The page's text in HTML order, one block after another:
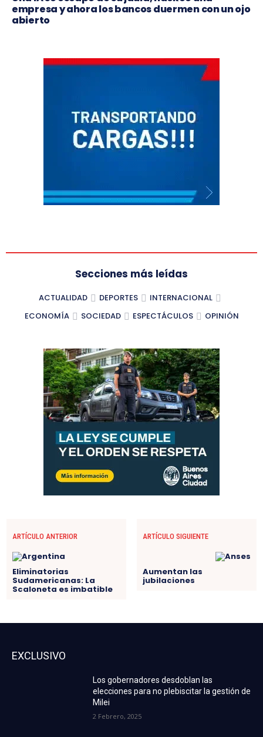
empresa y ahora los bancos duermen con un ojo
abierto
Secciones más leídas
ACTUALIDAD DEPORTES
INTERNACIONAL
ECONOMÍA
SOCIEDAD ESPECTÁCULOS OPINIÓN
ARTÍCULO ANTERIOR
Eliminatorias
Sudamericanas: La
Scaloneta es imbatible
ARTÍCULO SIGUIENTE
Aumentan las
jubilaciones
EXCLUSIVO
Los gobernadores desdoblan las
elecciones para no plebiscitar la gestión de
Milei
2 Febrero, 2025